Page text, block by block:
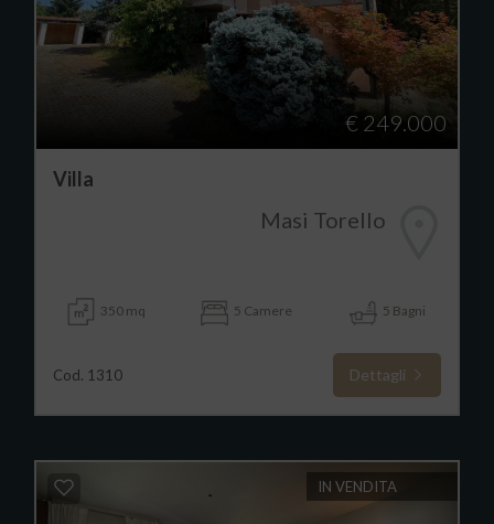
€ 249.000
Villa
Masi Torello
350 mq 5 Camere 5 Bagni
Cod. 1310 Dettagli
IN VENDITA